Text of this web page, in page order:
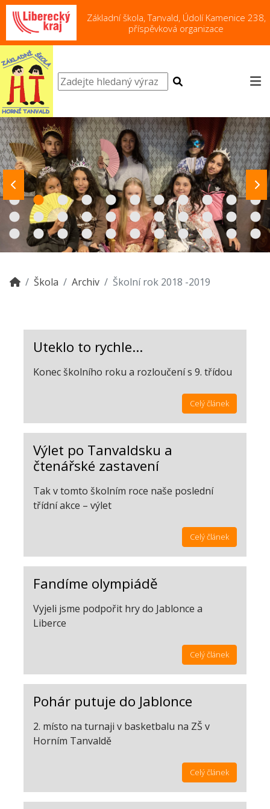
Základní škola, Tanvald, Údolí Kamenice 238,
příspěvková organizace
Škola Archiv Školní rok 2018 -2019
Uteklo to rychle…
Konec školního roku a rozloučení s 9. třídou
Celý článek
Výlet po Tanvaldsku a
čtenářské zastavení
Tak v tomto školním roce naše poslední
třídní akce – výlet
Celý článek
Fandíme olympiádě
Vyjeli jsme podpořit hry do Jablonce a
Liberce
Celý článek
Pohár putuje do Jablonce
2. místo na turnaji v basketbalu na ZŠ v
Horním Tanvaldě
Celý článek